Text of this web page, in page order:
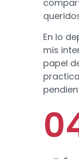
En lo
mis
papel